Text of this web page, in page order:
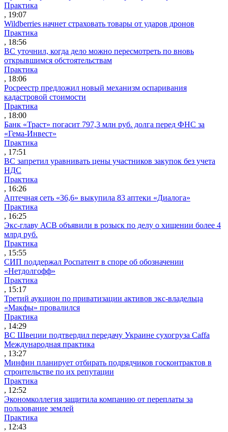
Практика
, 19:07
Wildberries начнет страховать товары от ударов дронов
Практика
, 18:56
ВС уточнил, когда дело можно пересмотреть по вновь
открывшимся обстоятельствам
Практика
, 18:06
Росреестр предложил новый механизм оспаривания
кадастровой стоимости
Практика
, 18:00
Банк «Траст» погасит 797,3 млн руб. долга перед ФНС за
«Гема-Инвест»
Практика
, 17:51
ВС запретил уравнивать цены участников закупок без учета
НДС
Практика
, 16:26
Аптечная сеть «36,6» выкупила 83 аптеки «Диалога»
Практика
, 16:25
Экс-главу АСВ объявили в розыск по делу о хищении более 4
млрд руб.
Практика
, 15:55
СИП поддержал Роспатент в споре об обозначении
«Нетдолгофф»
Практика
, 15:17
Третий аукцион по приватизации активов экс-владельца
«Макфы» провалился
Практика
, 14:29
ВС Швеции подтвердил передачу Украине сухогруза Caffa
Международная практика
, 13:27
Минфин планирует отбирать подрядчиков госконтрактов в
строительстве по их репутации
Практика
, 12:52
Экономколлегия защитила компанию от переплаты за
пользование землей
Практика
, 12:43